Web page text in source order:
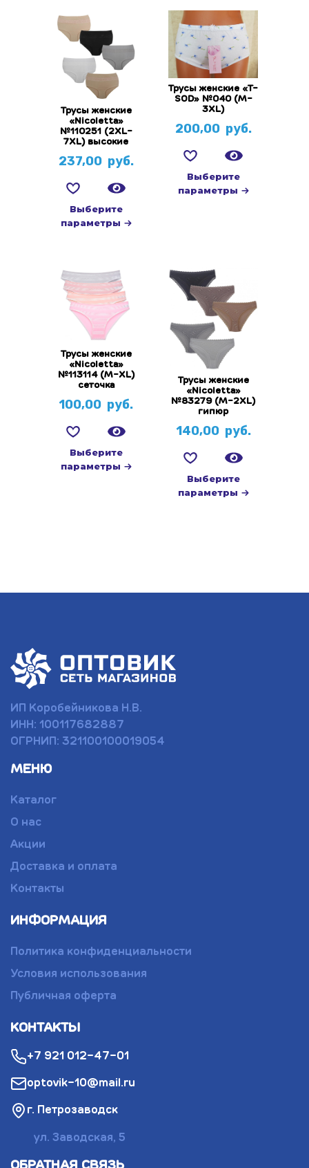
Трусы женские
«Nicoletta»
№110251 (2XL-
7XL) высокие
237,00 руб.
Выберите
параметры
Трусы женские «T-
SOD» №040 (M-
3XL)
200,00 руб.
Выберите
параметры
Трусы женские
«Nicoletta»
№113114 (M-XL)
сеточка
100,00 руб.
Выберите
параметры
Трусы женские
«Nicoletta»
№83279 (М-2XL)
гипюр
140,00 руб.
Выберите
параметры
ИП Коробейникова Н.В.
ИНН: 100117682887
ОГРНИП: 321100100019054
МЕНЮ
Каталог
О нас
Акции
Доставка и оплата
Контакты
ИНФОРМАЦИЯ
Политика конфиденциальности
Условия использования
Публичная оферта
КОНТАКТЫ
+7 921 012-47-01
optovik-10@mail.ru
г. Петрозаводск
ул. Заводская, 5